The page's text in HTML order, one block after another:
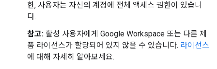
한, 사용자는 자신의 계정에 전체 액세스 권한이 있습니
다.
참고: 활성 사용자에게 Google Workspace 또는 다른 제
품 라이선스가 할당되어 있지 않을 수 있습니다. 라이선스
에 대해 자세히 알아보세요.